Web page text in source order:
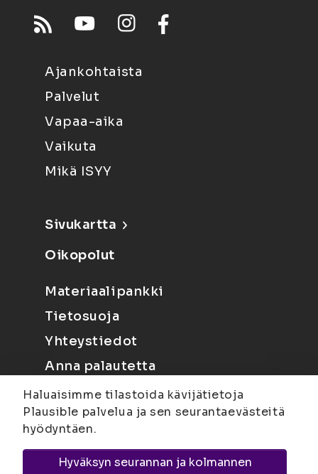
Ajankohtaista
Palvelut
Vapaa-aika
Vaikuta
Mikä ISYY
Sivukartta
Oikopolut
Materiaalipankki
Tietosuoja
Yhteystiedot
Anna palautetta
Haluaisimme tilastoida kävijätietoja
Plausible palvelua ja sen seurantaevästeitä
hyödyntäen.
Hyväksyn seurannan ja kolmannen